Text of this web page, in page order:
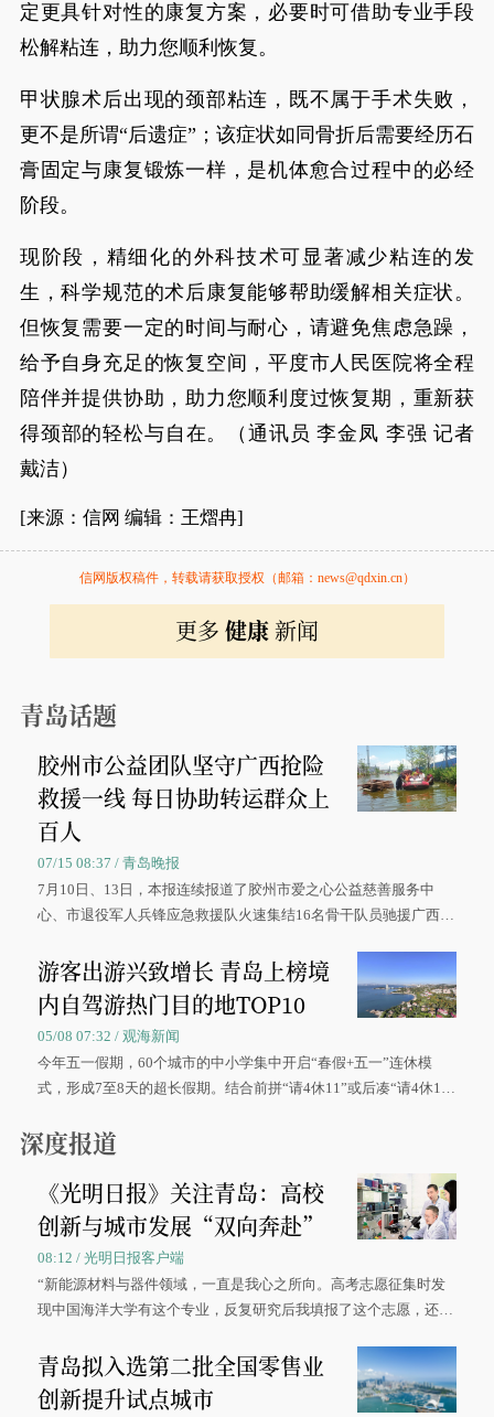
定更具针对性的康复方案，必要时可借助专业手段
松解粘连，助力您顺利恢复。
甲状腺术后出现的颈部粘连，既不属于手术失败，
更不是所谓“后遗症”；该症状如同骨折后需要经历石
膏固定与康复锻炼一样，是机体愈合过程中的必经
阶段。
现阶段，精细化的外科技术可显著减少粘连的发
生，科学规范的术后康复能够帮助缓解相关症状。
但恢复需要一定的时间与耐心，请避免焦虑急躁，
给予自身充足的恢复空间，平度市人民医院将全程
陪伴并提供协助，助力您顺利度过恢复期，重新获
得颈部的轻松与自在。（通讯员 李金凤 李强 记者
戴洁）
[来源：信网 编辑：王熠冉]
信网版权稿件，转载请获取授权（邮箱：news@qdxin.cn）
更多 健康新闻
青岛话题
胶州市公益团队坚守广西抢险
救援一线 每日协助转运群众上
百人
07/15 08:37 / 青岛晚报
7月10日、13日，本报连续报道了胶州市爱之心公益慈善服务中
心、市退役军人兵锋应急救援队火速集结16名骨干队员驰援广西灾
游客出游兴致增长 青岛上榜境
内自驾游热门目的地TOP10
05/08 07:32 / 观海新闻
今年五一假期，60个城市的中小学集中开启“春假+五一”连休模
式，形成7至8天的超长假期。结合前拼“请4休11”或后凑“请4休1
深度报道
《光明日报》关注青岛：高校
创新与城市发展“双向奔赴”
08:12 / 光明日报客户端
“新能源材料与器件领域，一直是我心之所向。高考志愿征集时发
现中国海洋大学有这个专业，反复研究后我填报了这个志愿，还真
大学材料科学与工程学院材料类专业的录取通知书。
青岛拟入选第二批全国零售业
创新提升试点城市